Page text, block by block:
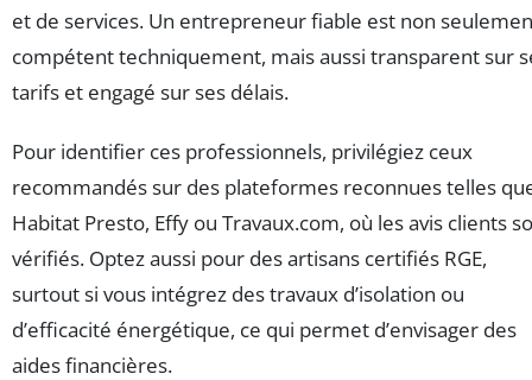
et de services. Un entrepreneur fiable est non
compétent techniquement, mais aussi transparent sur
tarifs et engagé sur ses délais.
Pour identifier ces professionnels, privilégiez ceux
recommandés sur des plateformes reconnues telles
Habitat Presto, Effy ou Travaux.com, où les avis clients
vérifiés. Optez aussi pour des artisans certifiés RGE,
surtout si vous intégrez des travaux d’isolation ou
d’efficacité énergétique, ce qui permet d’envisager des
aides financières.